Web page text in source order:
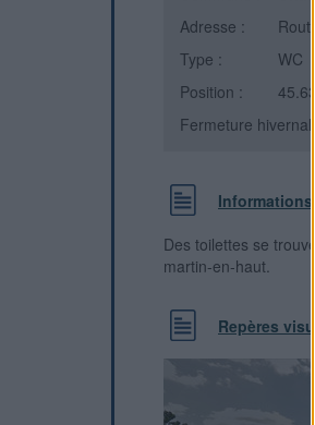
Adresse :
Type :
WC
Position :
Fermeture
Des toilettes se
martin-en-haut.
Repères